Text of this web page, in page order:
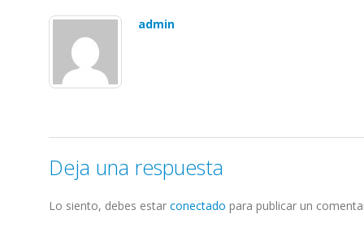
admin
Deja una respuesta
Lo siento, debes estar conectado para publicar un